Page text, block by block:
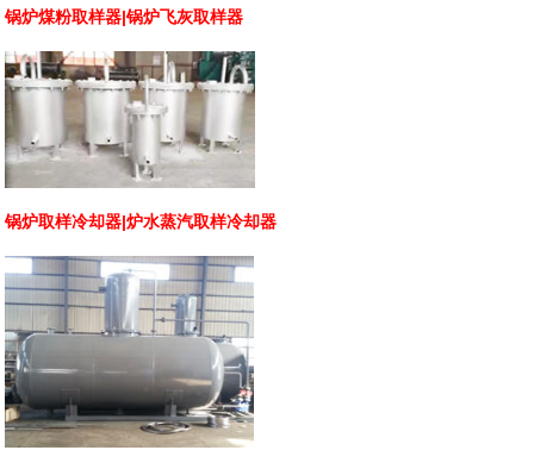
锅炉煤粉取样器|锅炉飞灰取样器
锅炉取样冷却器|炉水蒸汽取样冷却器